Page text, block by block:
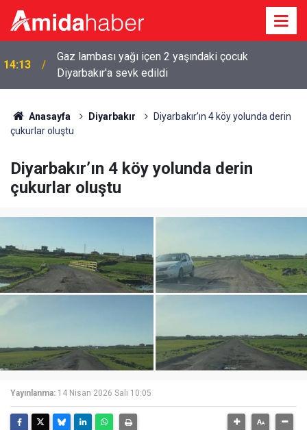
14:01
Kadın kılığında geldi, emekli polis memuruna kurşun
yağdırdı
Anasayfa Diyarbakır
Diyarbakır’ın 4 köy yolunda derin
çukurlar oluştu
Diyarbakır’ın 4 köy yolunda derin
çukurlar oluştu
Yayınlanma: 14 Nisan 2026 Salı 10:05